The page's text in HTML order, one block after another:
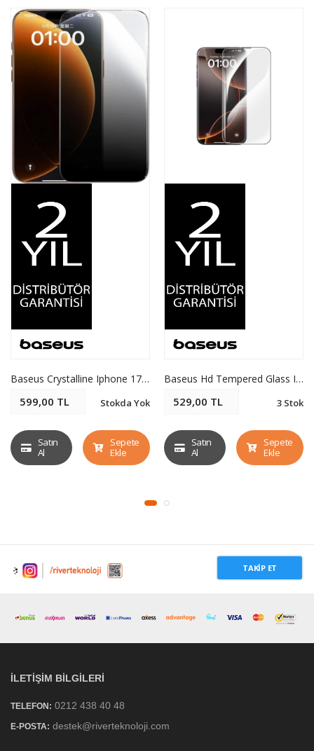
Baseus Crystalline Iphone 17 Pro Max Prıvacy Hd Temperli Cam Ekran Koruyucu
599,00 TL Stokda Yok
Satın
Al
Sepete
Ekle
Baseus Hd Tempered Glass Ip 16 Pro Crystal Tam Kaplama Hd Ekran Koruyucu
529,00 TL 3 Stok
Satın
Al
Sepete
Ekle
TAKIP ET
İLETIŞIM BILGILERI
TELEFON: 0212 438 40 48
E-POSTA: destek@riverteknoloji.com